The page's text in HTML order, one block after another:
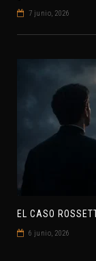
7 junio, 2026
6 junio, 2026